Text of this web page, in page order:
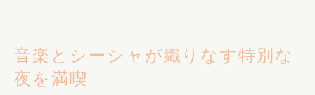
音楽とシーシャが織りなす特別な
夜を満喫